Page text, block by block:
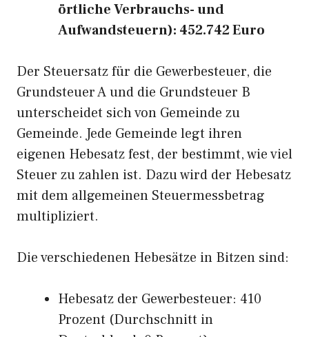
örtliche Verbrauchs- und
Aufwandsteuern): 452.742 Euro
Der Steuersatz für die Gewerbesteuer, die
Grundsteuer A und die Grundsteuer B
unterscheidet sich von Gemeinde zu
Gemeinde. Jede Gemeinde legt ihren
eigenen Hebesatz fest, der bestimmt, wie viel
Steuer zu zahlen ist. Dazu wird der Hebesatz
mit dem allgemeinen Steuermessbetrag
multipliziert.
Die verschiedenen Hebesätze in Bitzen sind:
Hebesatz der Gewerbesteuer: 410
Prozent (Durchschnitt in